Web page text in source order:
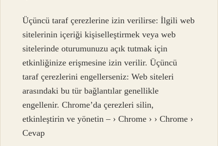
Üçüncü taraf çerezlerine izin verilirse: İlgili web
sitelerinin içeriği kişiselleştirmek veya web
sitelerinde oturumunuzu açık tutmak için
etkinliğinize erişmesine izin verilir. Üçüncü
taraf çerezlerini engellerseniz: Web siteleri
arasındaki bu tür bağlantılar genellikle
engellenir. Chrome’da çerezleri silin,
etkinleştirin ve yönetin – › Chrome › › Chrome ›
Cevap